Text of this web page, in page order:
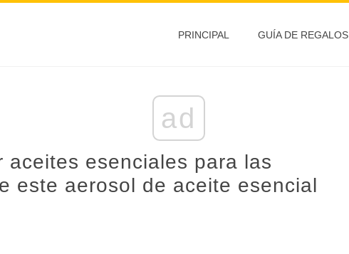
PRINCIPAL GUÍA DE REGALOS
ad
aceites esenciales para las
este aerosol de aceite esencial